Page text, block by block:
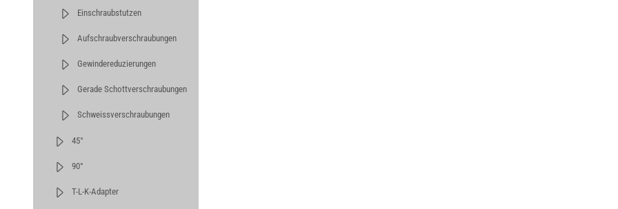
Einschraubstutzen
Aufschraubverschraubungen
Gewindereduzierungen
Gerade Schottverschraubungen
Schweissverschraubungen
45°
90°
T-L-K-Adapter